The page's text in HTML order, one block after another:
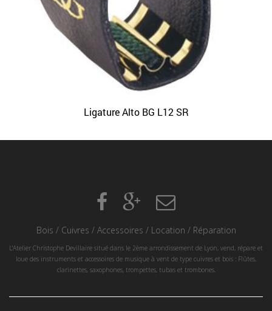
Ligature Alto BG L12 SR
Bois / Cuivres / Accessoires / Location / Réparation
L'Atelier Christophe Devillaire situé dans le 2ème arrondissement de Lyon, vend, répare et
loue des instruments et accessoires de musique à vent de type cuivres et bois : Flûtes,
clarinettes, saxophones, trompettes, tubas et trombones.